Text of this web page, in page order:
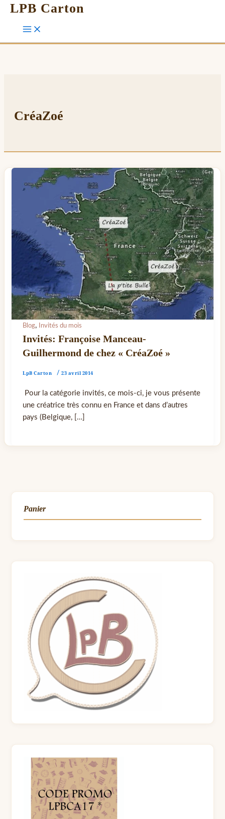
LPB Carton
CréaZoé
Blog, Invités du mois
Invités: Françoise Manceau-
Guilhermond de chez « CréaZoé »
LpB Carton /23 avril 2014
Pour la catégorie invités, ce mois-ci, je vous présente
une créatrice très connu en France et dans d’autres
pays (Belgique, […]
Panier